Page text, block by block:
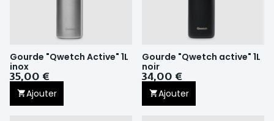
Gourde "Qwetch Active" 1L
inox
35,00 €
Ajouter
Gourde "Qwetch active" 1L
noir
34,00 €
Ajouter